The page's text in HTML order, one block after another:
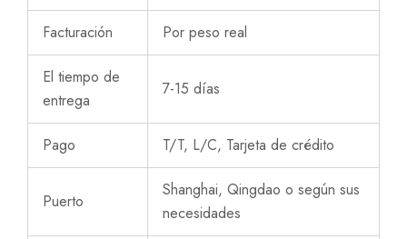
Facturación Por peso real
El tiempo de
entrega
7-15 días
Pago T/T, L/C, Tarjeta de crédito
Puerto
Shanghai, Qingdao o según sus
necesidades